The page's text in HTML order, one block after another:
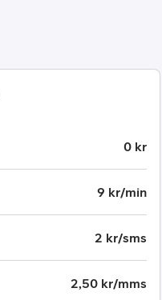
4G/5G
Wifi
0 kr
9 kr/min
2 kr/sms
2,50 kr/mms